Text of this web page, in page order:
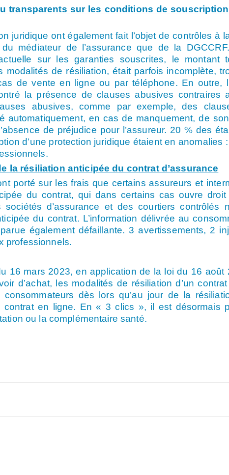
transparents sur les conditions de souscription
juridique ont également fait l’objet de contrôles à
médiateur de l’assurance que de la
sur les garanties souscrites, le
modalités de résiliation, était parfois incomplète,
de vente en ligne ou par téléphone. En outre,
la présence de clauses abusives contraires
abusives, comme par exemple, des
automatiquement, en cas de manquement, de
de préjudice pour l’assureur. 20 % des
d’une protection juridique étaient en anomalies
la résiliation anticipée du contrat d’assurance
porté sur les frais que certains assureurs et
du contrat, qui dans certains cas ouvre
d’assurance et des courtiers contrôlés
du contrat. L’information délivrée au
également défaillante. 3 avertissements, 2
professionnels.
16 mars 2023, en application de la loi du 16 août
d’achat, les modalités de résiliation d’un
dès lors qu’au jour de la
en ligne. En « 3 clics », il est désormais
ou la complémentaire santé.